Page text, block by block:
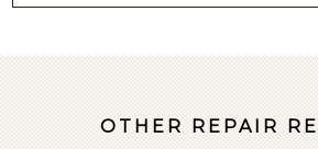
OTHER REPAIR